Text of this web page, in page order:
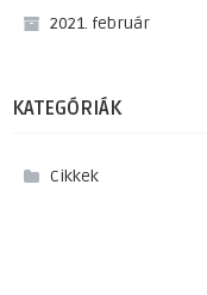
2021. február
KATEGÓRIÁK
Cikkek